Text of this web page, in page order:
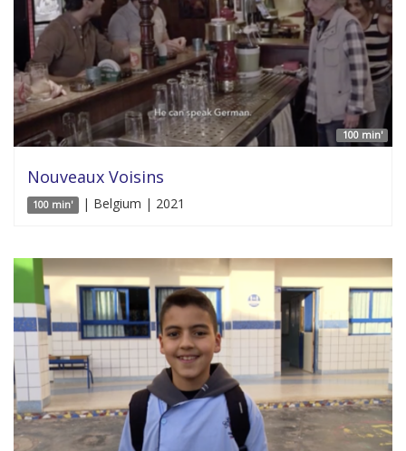
100 min'
Nouveaux Voisins
100 min' | Belgium | 2021